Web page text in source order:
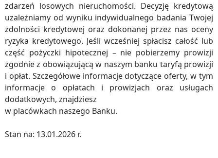
zdarzeń losowych nieruchomości. Decyzję kredytową
uzależniamy od wyniku indywidualnego badania Twojej
zdolności kredytowej oraz dokonanej przez nas oceny
ryzyka kredytowego. Jeśli wcześniej spłacisz całość lub
część pożyczki hipotecznej – nie pobierzemy prowizji
zgodnie z obowiązującą w naszym banku taryfą prowizji
i opłat. Szczegółowe informacje dotyczące oferty, w tym
informacje o opłatach i prowizjach oraz usługach
dodatkowych, znajdziesz
w placówkach naszego Banku.
Stan na: 13.01.2026 r.